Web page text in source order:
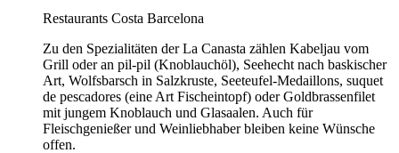
Restaurants Costa Barcelona
Zu den Spezialitäten der La Canasta zählen Kabeljau vom
Grill oder an pil-pil (Knoblauchöl), Seehecht nach baskischer
Art, Wolfsbarsch in Salzkruste, Seeteufel-Medaillons, suquet
de pescadores (eine Art Fischeintopf) oder Goldbrassenfilet
mit jungem Knoblauch und Glasaalen. Auch für
Fleischgenießer und Weinliebhaber bleiben keine Wünsche
offen.